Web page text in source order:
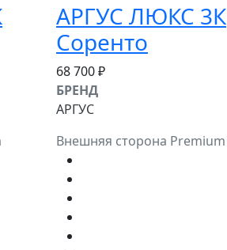
АРГУС ЛЮКС 3К
Соренто
68 700 ₽
БРЕНД
АРГУС
Внешняя сторона Premium